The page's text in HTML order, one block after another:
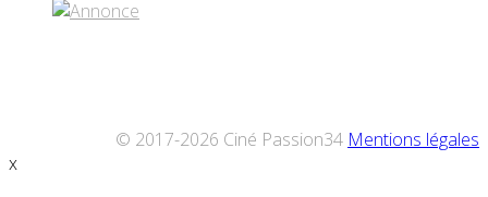
© 2017-2026 Ciné Passion34 Mentions légales
x